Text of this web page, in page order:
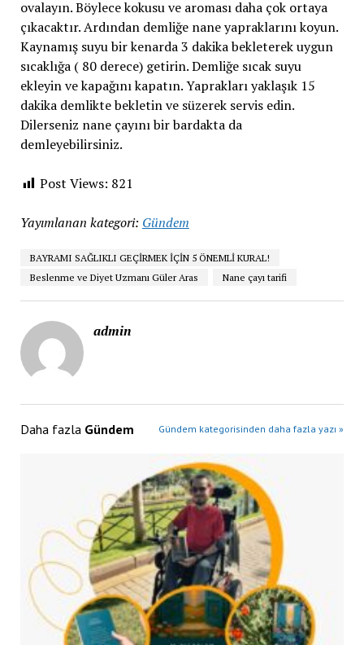
ovalayın. Böylece kokusu ve aroması daha çok ortaya
çıkacaktır. Ardından demliğe nane yapraklarını koyun.
Kaynamış suyu bir kenarda 3 dakika bekleterek uygun
sıcaklığa ( 80 derece) getirin. Demliğe sıcak suyu
ekleyin ve kapağını kapatın. Yaprakları yaklaşık 15
dakika demlikte bekletin ve süzerek servis edin.
Dilerseniz nane çayını bir bardakta da
demleyebilirsiniz.
Post Views: 821
Yayımlanan kategori: Gündem
BAYRAMI SAĞLIKLI GEÇİRMEK İÇİN 5 ÖNEMLİ KURAL!
Beslenme ve Diyet Uzmanı Güler Aras
Nane çayı tarifi
admin
Daha fazla Gündem Gündem kategorisinden daha fazla yazı »